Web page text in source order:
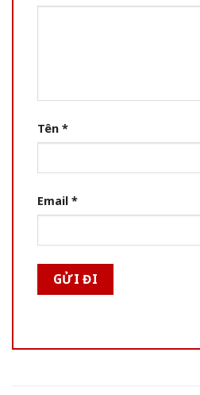
Tên *
Email *